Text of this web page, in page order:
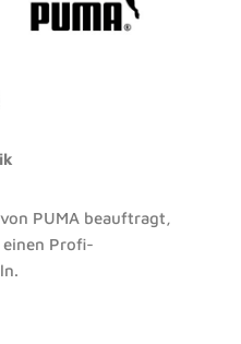
PUMA beauftragt,
einen Profi-